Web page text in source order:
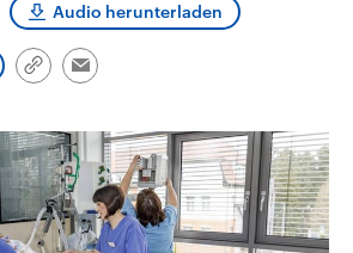
Audio herunterladen
Link
Email